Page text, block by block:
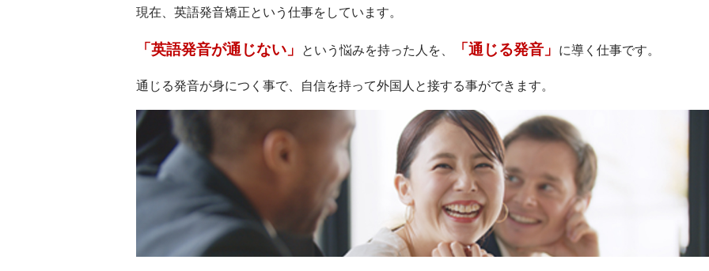
現在、英語発音矯正という仕事をしています。
「英語発音が通じない」 という悩みを持った人を、 「通じる発音」 に導く仕事です。
通じる発音が身につく事で、自信を持って外国人と接する事ができます。